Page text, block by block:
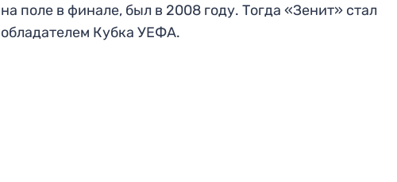
на поле в финале, был в 2008 году. Тогда «Зенит» стал
обладателем Кубка УЕФА.